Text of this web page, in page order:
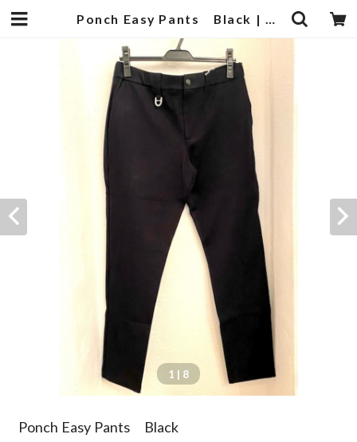
Ponch Easy Pants Black | 武蔵小杉のセレクトショップ【ナクール】-nakool-
1 | 8
Ponch Easy Pants Black